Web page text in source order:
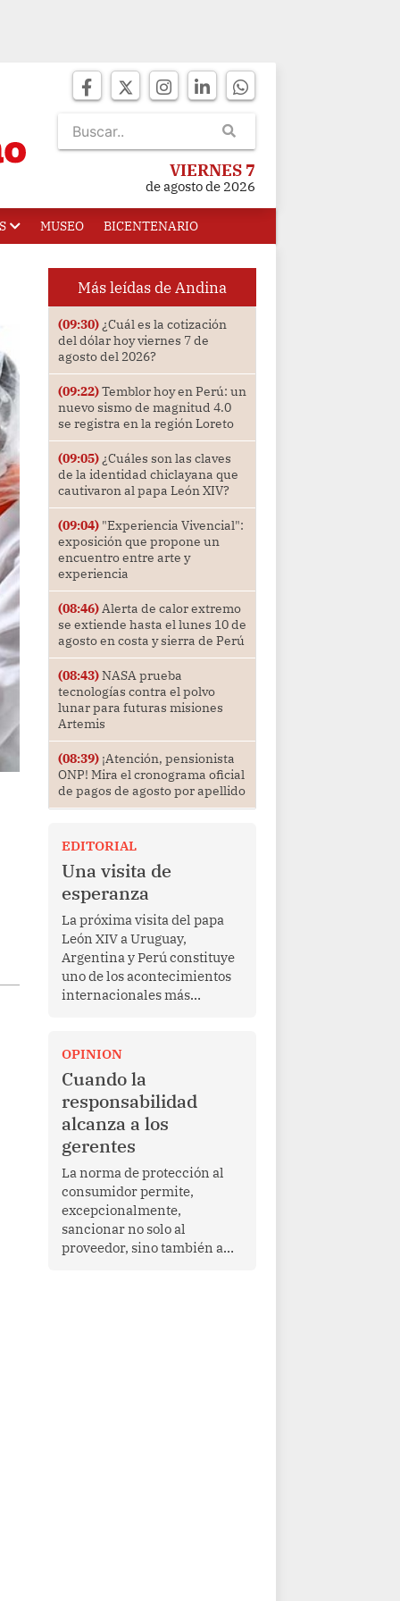
VIERNES 7
de agosto de 2026
MUSEO BICENTENARIO
Más leídas de Andina
(09:30)¿Cuál es la cotización
del dólar hoy viernes 7 de
agosto del 2026?
(09:22)Temblor hoy en Perú: un
nuevo sismo de magnitud 4.0
se registra en la región Loreto
(09:05)¿Cuáles son las claves
de la identidad chiclayana que
cautivaron al papa León XIV?
(09:04)"Experiencia Vivencial":
exposición que propone un
encuentro entre arte y
experiencia
(08:46)Alerta de calor extremo
se extiende hasta el lunes 10 de
agosto en costa y sierra de Perú
(08:43)NASA prueba
tecnologías contra el polvo
lunar para futuras misiones
Artemis
(08:39)¡Atención, pensionista
ONP! Mira el cronograma oficial
de pagos de agosto por apellido
EDITORIAL
Una visita de
esperanza
La próxima visita del papa
León XIV a Uruguay,
Argentina y Perú constituye
uno de los acontecimientos
internacionales más
Más allá de su dimensión
religiosa, esta gira
representa una oportunidad
para reafirmar el valor del
diálogo, fortalecer los
vínculos entre los pueblos y
proyectar una imagen de
cooperación en una región
que enfrenta desafíos en
materia de desarrollo,
cohesión social y
gobernabilidad.
OPINION
Cuando la
responsabilidad
alcanza a los
gerentes
La norma de protección al
consumidor permite,
excepcionalmente,
sancionar no solo al
proveedor, sino también a